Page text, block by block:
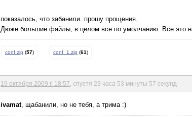
показалось, что забанили. прошу прощения.
Дюже большие файлы, в целом все по умолчанию. Все это
conf.zip (57) conf_1.zip (61)
19 октября 2009 г. 18:57 , спустя 23 часа 53 минуты 57 секунд
ivamat, щабанили, но не тебя, а трима :)